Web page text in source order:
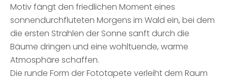
Motiv fängt den friedlichen Moment eines
sonnendurchfluteten Morgens im Wald ein, bei dem
die ersten Strahlen der Sonne sanft durch die
Bäume dringen und eine wohltuende, warme
Atmosphäre schaffen.
Die runde Form der Fototapete verleiht dem Raum